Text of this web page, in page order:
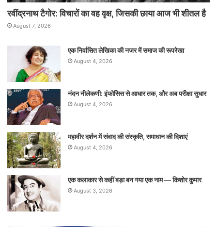
रवींद्रनाथ टैगोर: विचारों का वह वृक्ष, जिसकी छाया आज भी शीतल है
August 7, 2026
एक निर्वासित लेखिका की नजर में समाज की रूपरेखा
August 4, 2026
नंदन नीलेकणी: इंफोसिस से आधार तक, और अब परीक्षा सुधार
August 4, 2026
महावीर दर्शन में संवाद की संस्कृति, समाधान की दिशाएं
August 4, 2026
एक कलाकार से कहीं बड़ा बन गया एक नाम — किशोर कुमार
August 3, 2026